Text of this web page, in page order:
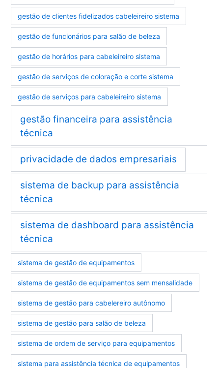
gestão de clientes fidelizados cabeleireiro sistema
gestão de funcionários para salão de beleza
gestão de horários para cabeleireiro sistema
gestão de serviços de coloração e corte sistema
gestão de serviços para cabeleireiro sistema
gestão financeira para assistência
técnica
privacidade de dados empresariais
sistema de backup para assistência
técnica
sistema de dashboard para assistência
técnica
sistema de gestão de equipamentos
sistema de gestão de equipamentos sem mensalidade
sistema de gestão para cabelereiro autônomo
sistema de gestão para salão de beleza
sistema de ordem de serviço para equipamentos
sistema para assistência técnica de equipamentos